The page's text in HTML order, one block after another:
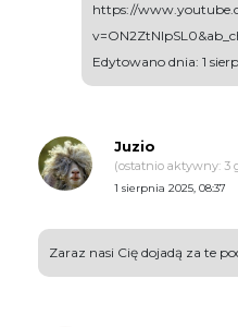
https://
Edytowano dnia: 1
Juzio
(ostatnio aktywny: 3
1 sierpnia 2025, 08:37
Zaraz nasi Cię dojadą za te